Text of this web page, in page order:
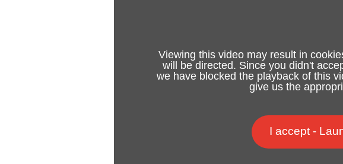
Viewing this video may result in
will be directed. Since you didn't
we have blocked the playback of this
give us the
I accept -